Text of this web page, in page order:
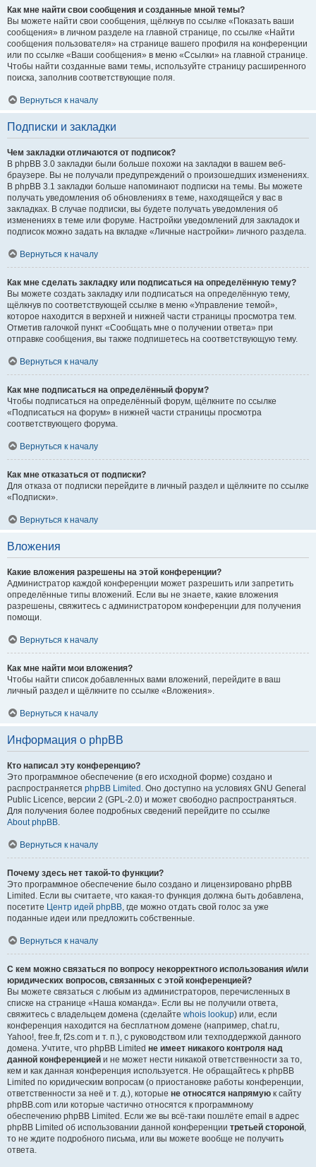
Как мне найти свои сообщения и созданные мной темы?
Вы можете найти свои сообщения, щёлкнув по ссылке «Показать ваши
сообщения» в личном разделе на главной странице, по ссылке «Найти
сообщения пользователя» на странице вашего профиля на конференции
или по ссылке «Ваши сообщения» в меню «Ссылки» на главной странице.
Чтобы найти созданные вами темы, используйте страницу расширенного
поиска, заполнив соответствующие поля.
Вернуться к началу
Подписки и закладки
Чем закладки отличаются от подписок?
В phpBB 3.0 закладки были больше похожи на закладки в вашем веб-
браузере. Вы не получали предупреждений о произошедших изменениях.
В phpBB 3.1 закладки больше напоминают подписки на темы. Вы можете
получать уведомления об обновлениях в теме, находящейся у вас в
закладках. В случае подписки, вы будете получать уведомления об
изменениях в теме или форуме. Настройки уведомлений для закладок и
подписок можно задать на вкладке «Личные настройки» личного раздела.
Вернуться к началу
Как мне сделать закладку или подписаться на определённую тему?
Вы можете создать закладку или подписаться на определённую тему,
щёлкнув по соответствующей ссылке в меню «Управление темой»,
которое находится в верхней и нижней части страницы просмотра тем.
Отметив галочкой пункт «Сообщать мне о получении ответа» при
отправке сообщения, вы также подпишетесь на соответствующую тему.
Вернуться к началу
Как мне подписаться на определённый форум?
Чтобы подписаться на определённый форум, щёлкните по ссылке
«Подписаться на форум» в нижней части страницы просмотра
соответствующего форума.
Вернуться к началу
Как мне отказаться от подписки?
Для отказа от подписки перейдите в личный раздел и щёлкните по ссылке
«Подписки».
Вернуться к началу
Вложения
Какие вложения разрешены на этой конференции?
Администратор каждой конференции может разрешить или запретить
определённые типы вложений. Если вы не знаете, какие вложения
разрешены, свяжитесь с администратором конференции для получения
помощи.
Вернуться к началу
Как мне найти мои вложения?
Чтобы найти список добавленных вами вложений, перейдите в ваш
личный раздел и щёлкните по ссылке «Вложения».
Вернуться к началу
Информация о phpBB
Кто написал эту конференцию?
Это программное обеспечение (в его исходной форме) создано и
распространяется phpBB Limited . Оно доступно на условиях GNU General
Public Licence, версии 2 (GPL-2.0) и может свободно распространяться.
Для получения более подробных сведений перейдите по ссылке
About phpBB.
Вернуться к началу
Почему здесь нет такой-то функции?
Это программное обеспечение было создано и лицензировано phpBB
Limited. Если вы считаете, что какая-то функция должна быть добавлена,
посетите Центр идей phpBB, где можно отдать свой голос за уже
поданные идеи или предложить собственные.
Вернуться к началу
С кем можно связаться по вопросу некорректного использования и/или
юридических вопросов, связанных с этой конференцией?
Вы можете связаться с любым из администраторов, перечисленных в
списке на странице «Наша команда». Если вы не получили ответа,
свяжитесь с владельцем домена (сделайте whois lookup) или, если
конференция находится на бесплатном домене (например, chat.ru,
Yahoo!, free.fr, f2s.com и т. п.), с руководством или техподдержкой данного
домена. Учтите, что phpBB Limited не имеет никакого контроля над
данной конференцией и не может нести никакой ответственности за то,
кем и как данная конференция используется. Не обращайтесь к phpBB
Limited по юридическим вопросам (о приостановке работы конференции,
ответственности за неё и т. д.), которые не относятся напрямую к сайту
phpBB.com или которые частично относятся к программному
обеспечению phpBB Limited. Если же вы всё-таки пошлёте email в адрес
phpBB Limited об использовании данной конференции третьей стороной,
то не ждите подробного письма, или вы можете вообще не получить
ответа.